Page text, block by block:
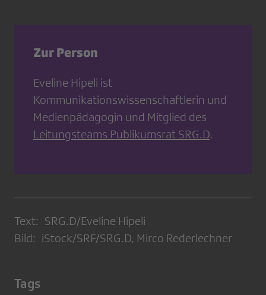
Zur Person
Eveline Hipeli ist
Kommunikationswissenschaftlerin und
Medienpädagogin und Mitglied des
Leitungsteams Publikumsrat SRG.D.
Text: SRG.D/Eveline Hipeli
Bild: iStock/SRF/SRG.D, Mirco Rederlechner
Tags